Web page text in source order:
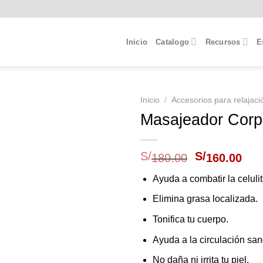
Inicio Catalogo Recursos
Inicio / Accesorios para
Masajeador
S/180.00 El
original
S/180.00.
S/160.00El
S/
Ayuda a combatir la
Elimina grasa localizada.
Tonifica tu cuerpo.
Ayuda a la circulación
No daña ni irrita tu piel.